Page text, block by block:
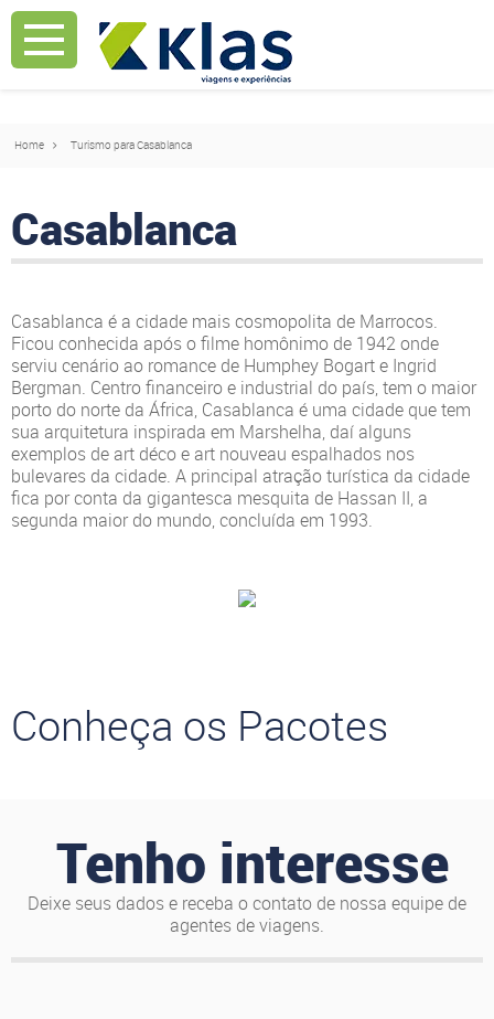
Mostrar Aviso
Home Turismo para Casablanca
Casablanca
Casablanca é a cidade mais cosmopolita de Marrocos.
Ficou conhecida após o filme homônimo de 1942 onde
serviu cenário ao romance de Humphey Bogart e Ingrid
Bergman. Centro financeiro e industrial do país, tem o maior
porto do norte da África, Casablanca é uma cidade que tem
sua arquitetura inspirada em Marshelha, daí alguns
exemplos de art déco e art nouveau espalhados nos
bulevares da cidade. A principal atração turística da cidade
fica por conta da gigantesca mesquita de Hassan II, a
segunda maior do mundo, concluída em 1993.
Conheça os Pacotes
Tenho interesse
Deixe seus dados e receba o contato de nossa equipe de
agentes de viagens.